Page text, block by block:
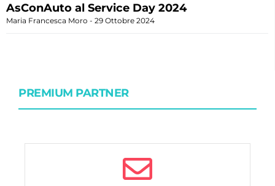
AsConAuto al Service Day 2024
Maria Francesca Moro 29 Ottobre 2024
PREMIUM PARTNER